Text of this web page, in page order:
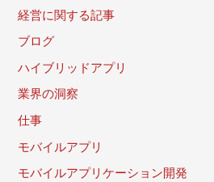
経営に関する記事
ブログ
ハイブリッドアプリ
業界の洞察
仕事
モバイルアプリ
モバイルアプリケーション開発